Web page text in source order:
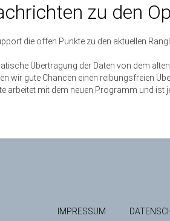
zu den
die offen Punkte zu den aktuellen
Übertragung der Daten von dem
wir gute Chancen einen reibungsfreien
arbeitet mit dem neuen Programm und ist
IMPRESSUM